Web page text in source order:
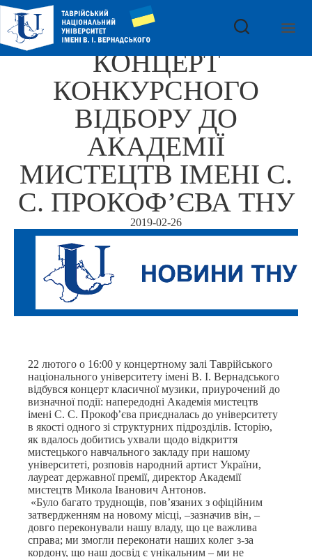
КОНЦЕРТ
КОНКУРСНОГО
ВІДБОРУ ДО
АКАДЕМІЇ
МИСТЕЦТВ ІМЕНІ С.
С. ПРОКОФ’ЄВА ТНУ
2019-02-26
22 лютого о 16:00 у концертному залі Таврійського
національного університету імені В. І. Вернадського
відбувся концерт класичної музики, приурочений до
визначної події: напередодні Академія мистецтв
імені С. С. Прокоф’єва приєдналась до університету
в якості одного зі структурних підрозділів. Історію,
як вдалось добитись ухвали щодо відкриття
мистецького навчального закладу при нашому
університеті, розповів народний артист України,
лауреат державної премії, директор Академії
мистецтв Микола Іванович Антонов.
«Було багато труднощів, пов’язаних з офіційним
затвердженням на новому місці, –зазначив він, –
довго переконували нашу владу, що це важлива
справа; ми змогли переконати наших колег з-за
кордону, що наш досвід є унікальним – ми не